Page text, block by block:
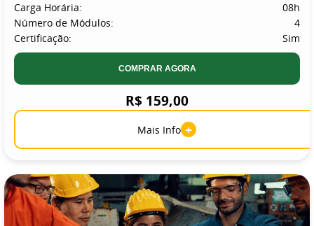
Carga Horária:
08h
Número de Módulos:
4
Certificação:
Sim
COMPRAR AGORA
R$ 159,00
Mais Info +